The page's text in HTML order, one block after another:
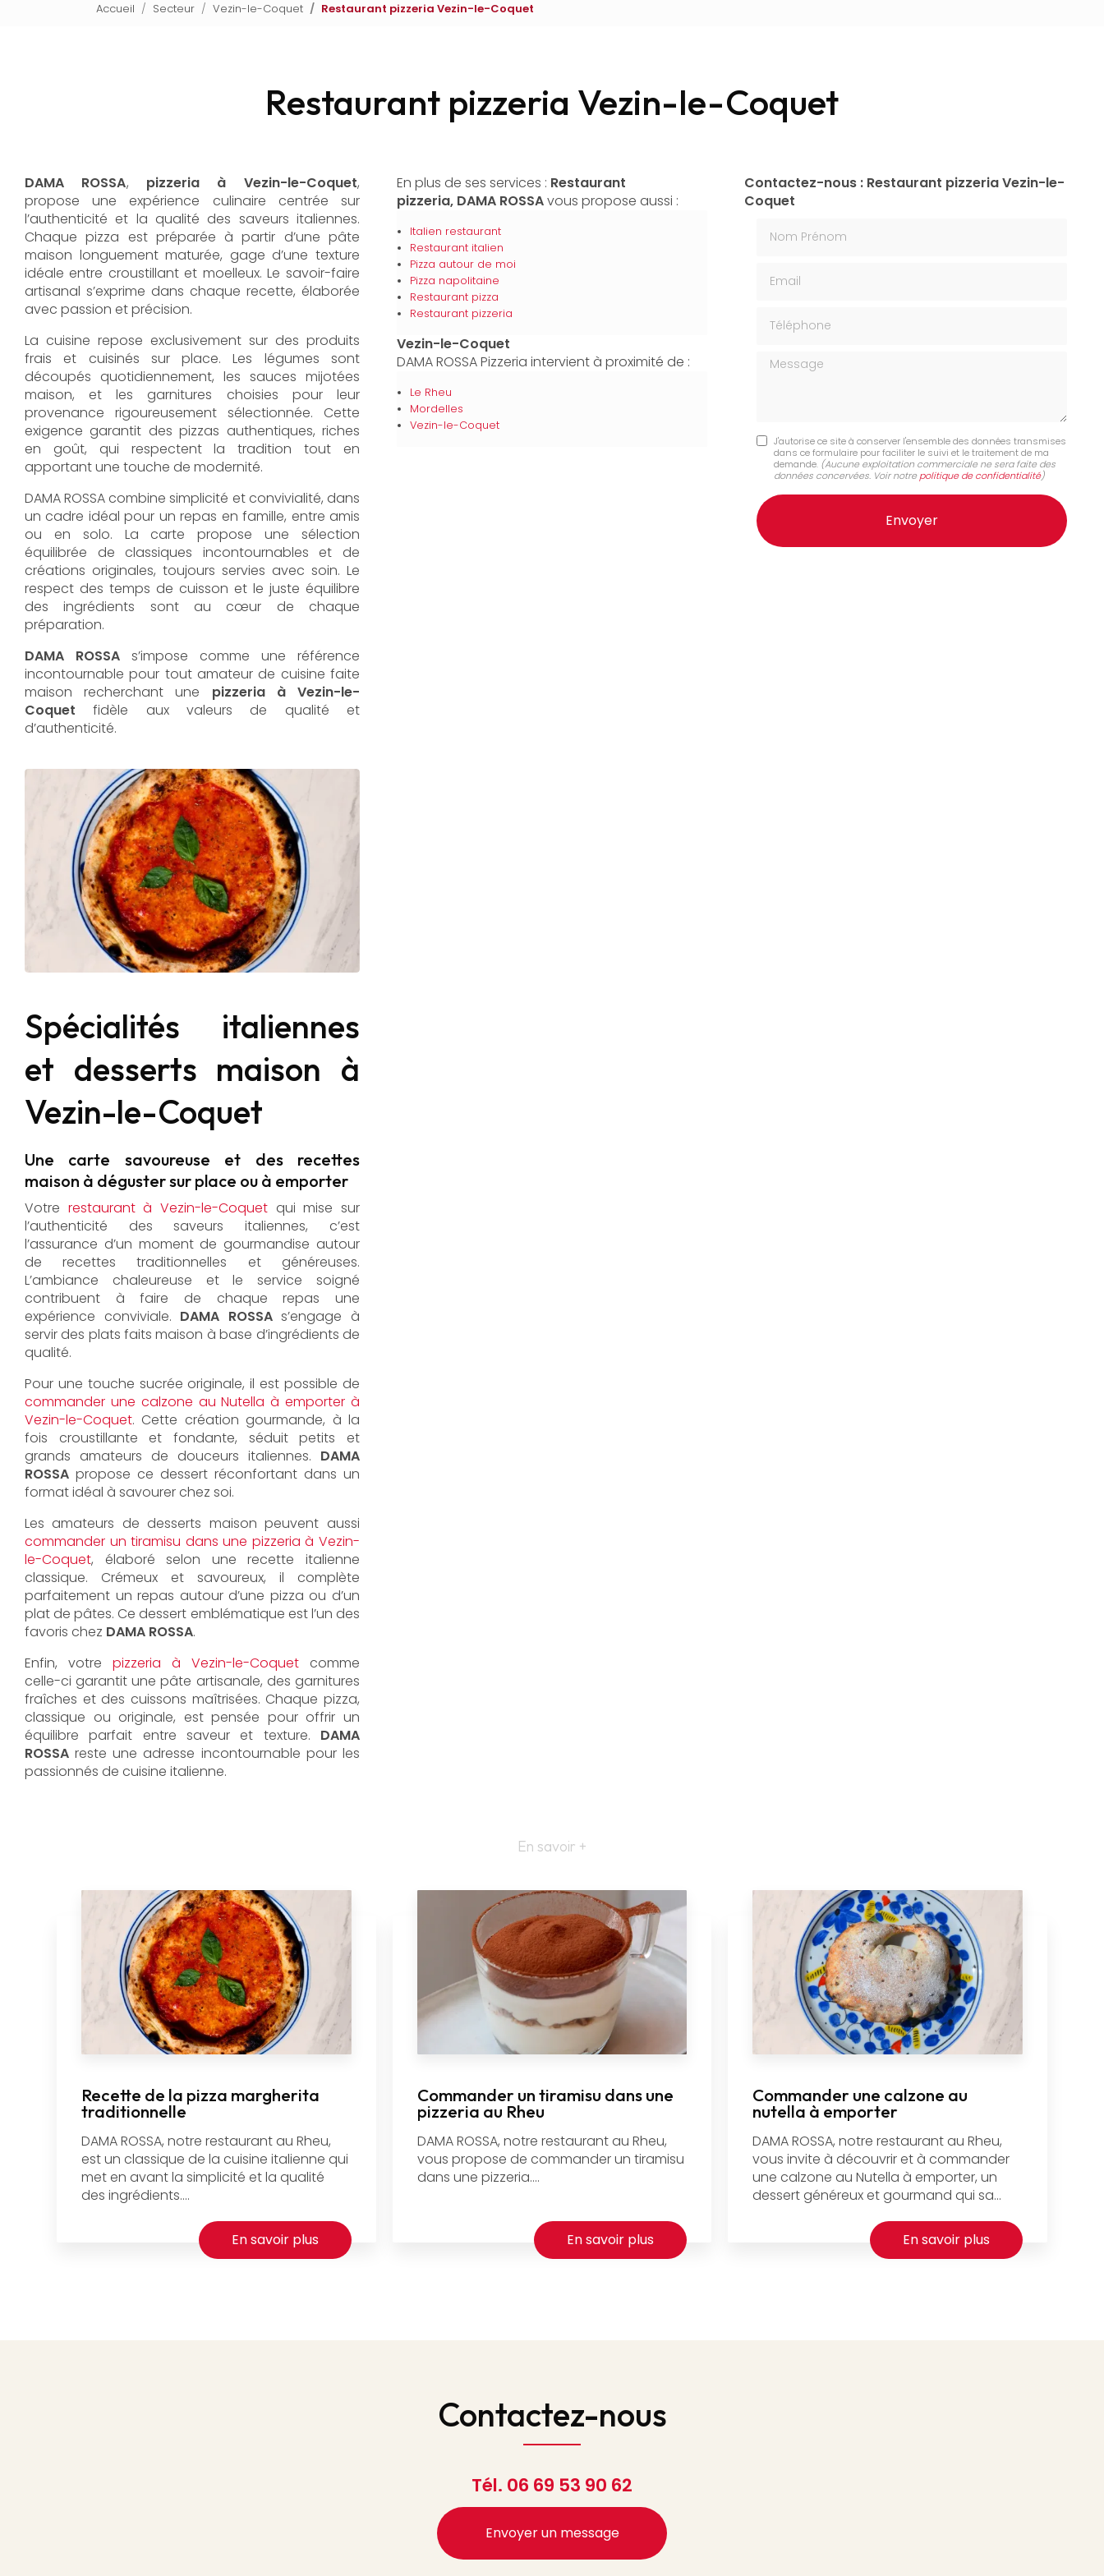
Accueil Secteur Vezin-le-Coquet Restaurant pizzeria Vezin-le-Coquet
Restaurant pizzeria Vezin-le-Coquet
DAMA ROSSA, pizzeria à Vezin-le-Coquet,
propose une expérience culinaire centrée sur
l’authenticité et la qualité des saveurs italiennes.
Chaque pizza est préparée à partir d’une pâte
maison longuement maturée, gage d’une texture
idéale entre croustillant et moelleux. Le savoir-faire
artisanal s’exprime dans chaque recette, élaborée
avec passion et précision.
La cuisine repose exclusivement sur des produits
frais et cuisinés sur place. Les légumes sont
découpés quotidiennement, les sauces mijotées
maison, et les garnitures choisies pour leur
provenance rigoureusement sélectionnée. Cette
exigence garantit des pizzas authentiques, riches
en goût, qui respectent la tradition tout en
apportant une touche de modernité.
DAMA ROSSA combine simplicité et convivialité, dans
un cadre idéal pour un repas en famille, entre amis
ou en solo. La carte propose une sélection
équilibrée de classiques incontournables et de
créations originales, toujours servies avec soin. Le
respect des temps de cuisson et le juste équilibre
des ingrédients sont au cœur de chaque
préparation.
DAMA ROSSA s’impose comme une référence
incontournable pour tout amateur de cuisine faite
maison recherchant une pizzeria à Vezin-le-
Coquet fidèle aux valeurs de qualité et
d’authenticité.
Spécialités italiennes
et desserts maison à
Vezin-le-Coquet
Une carte savoureuse et des recettes
maison à déguster sur place ou à emporter
Votre restaurant à Vezin-le-Coquet qui mise sur
l’authenticité des saveurs italiennes, c’est
l’assurance d’un moment de gourmandise autour
de recettes traditionnelles et généreuses.
L’ambiance chaleureuse et le service soigné
contribuent à faire de chaque repas une
expérience conviviale. DAMA ROSSAs’engage à
servir des plats faits maison à base d’ingrédients de
qualité.
Pour une touche sucrée originale, il est possible de
commander une calzone au Nutella à emporter à
Vezin-le-Coquet. Cette création gourmande, à la
fois croustillante et fondante, séduit petits et
grands amateurs de douceurs italiennes. DAMA
ROSSA propose ce dessert réconfortant dans un
format idéal à savourer chez soi.
Les amateurs de desserts maison peuvent aussi
commander un tiramisu dans une pizzeria à Vezin-
le-Coquet, élaboré selon une recette italienne
classique. Crémeux et savoureux, il complète
parfaitement un repas autour d’une pizza ou d’un
plat de pâtes. Ce dessert emblématique est l’un des
favoris chez DAMA ROSSA.
Enfin, votre pizzeria à Vezin-le-Coquet comme
celle-ci garantit une pâte artisanale, des garnitures
fraîches et des cuissons maîtrisées. Chaque pizza,
classique ou originale, est pensée pour offrir un
équilibre parfait entre saveur et texture. DAMA
ROSSA reste une adresse incontournable pour les
passionnés de cuisine italienne.
En plus de ses services : Restaurant
pizzeria, DAMA ROSSAvous propose aussi :
Italien restaurant
Restaurant italien
Pizza autour de moi
Pizza napolitaine
Restaurant pizza
Restaurant pizzeria
Vezin-le-Coquet
DAMA ROSSA Pizzeria intervient à proximité de :
Le Rheu
Mordelles
Vezin-le-Coquet
Contactez-nous : Restaurant pizzeria Vezin-le-
Coquet
Message
J'autorise ce site à conserver l'ensemble des données transmises
dans ce formulaire pour faciliter le suivi et le traitement de ma
demande. (Aucune exploitation commerciale ne sera faite des
données concervées. Voir notre politique de confidentialité)
En savoir +
Recette de la pizza margherita
traditionnelle
DAMA ROSSA, notre restaurant au Rheu,
est un classique de la cuisine italienne qui
met en avant la simplicité et la qualité
des ingrédients....
En savoir plus
Commander un tiramisu dans une
pizzeria au Rheu
DAMA ROSSA, notre restaurant au Rheu,
vous propose de commander un tiramisu
dans une pizzeria....
En savoir plus
Commander une calzone au
nutella à emporter
DAMA ROSSA, notre restaurant au Rheu,
vous invite à découvrir et à commander
une calzone au Nutella à emporter, un
dessert généreux et gourmand qui sa...
En savoir plus
Contactez-nous
Tél. 06 69 53 90 62
Envoyer un message